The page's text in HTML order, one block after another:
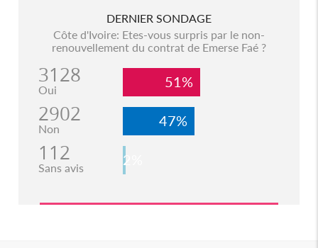
DERNIER SONDAGE
Côte d'Ivoire: Etes-vous surpris par le non-
renouvellement du contrat de Emerse Faé ?
3128
Oui 51%
2902
Non 47%
112
Sans avis 2%